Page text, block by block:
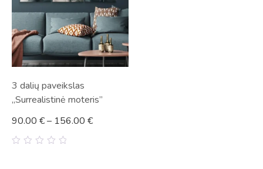
3 dalių paveikslas
„Surrealistinė moteris”
90.00 €– 156.00 €